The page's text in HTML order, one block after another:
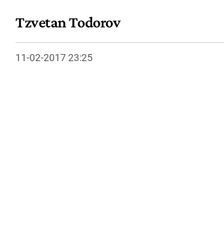
Tzvetan Todorov
11-02-2017 23:25